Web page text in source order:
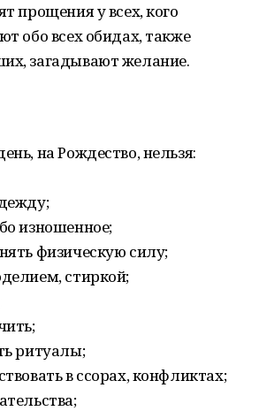
прощения у всех, кого
обо всех обидах, также
загадывают желание.
на Рождество, нельзя:
изношенное;
физическую силу;
стиркой;
ритуалы;
в ссорах, конфликтах;